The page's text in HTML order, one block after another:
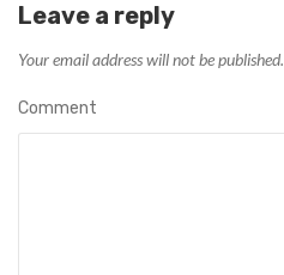
Leave a reply
Your email address will not be published.
Comment